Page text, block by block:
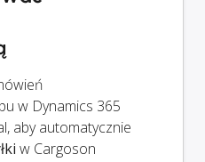
w Dynamics 365
aby automatycznie
w Cargoson